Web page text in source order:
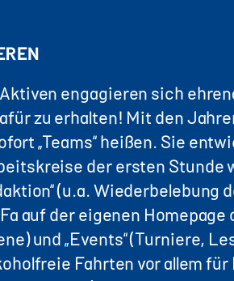
engagieren sich
zu erhalten! Mit den
„Teams“ heißen. Sie
der ersten Stunde
(u.a. Wiederbelebung
auf der eigenen Homepage
und „Events“ (Turniere,
Fahrten vor allem